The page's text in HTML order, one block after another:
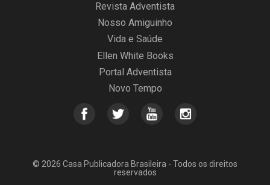
Revista Adventista
Nosso Amiguinho
Vida e Saúde
Ellen White Books
Portal Adventista
Novo Tempo
© 2026 Casa Publicadora Brasileira - Todos os direitos
reservados